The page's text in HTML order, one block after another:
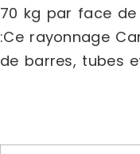
70 kg par face de
:Ce rayonnage
de barres, tubes